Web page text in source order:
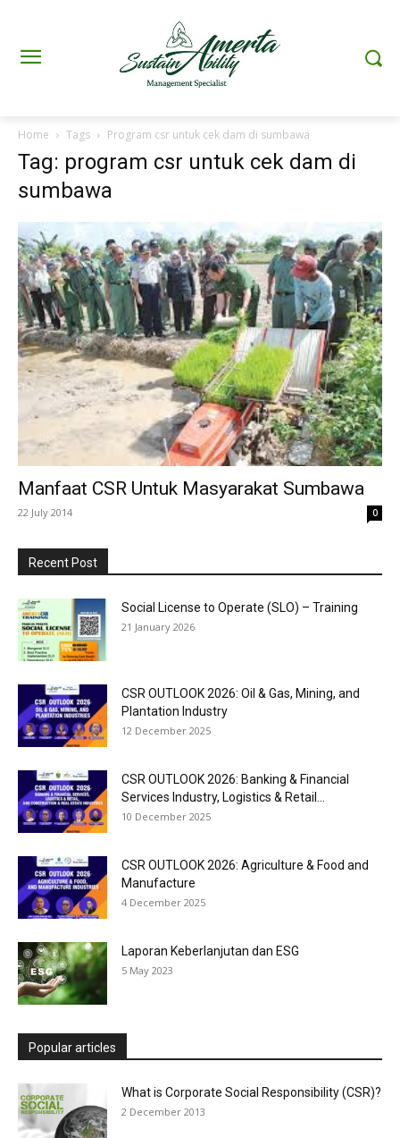
Home Tags Program csr untuk cek dam di sumbawa
Tag: program csr untuk cek dam di
sumbawa
Manfaat CSR Untuk Masyarakat Sumbawa
22 July 2014 0
Recent Post
Social License to Operate (SLO) – Training
21 January 2026
CSR OUTLOOK 2026: Oil & Gas, Mining, and
Plantation Industry
12 December 2025
CSR OUTLOOK 2026: Banking & Financial
Services Industry, Logistics & Retail...
10 December 2025
CSR OUTLOOK 2026: Agriculture & Food and
Manufacture
4 December 2025
Laporan Keberlanjutan dan ESG
5 May 2023
Popular articles
What is Corporate Social Responsibility (CSR)?
2 December 2013